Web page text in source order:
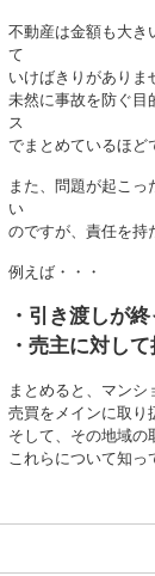
不動産は金額も大き
て
いけばきりがありま
未然に事故を防ぐ目
ス
でまとめているほど
また、問題が起こっ
い
のですが、責任を持
例えば・・・
・引き渡しが
・売主に対し
まとめると、マンシ
売買をメインに取り
そして、その地域の
これらについて知っ